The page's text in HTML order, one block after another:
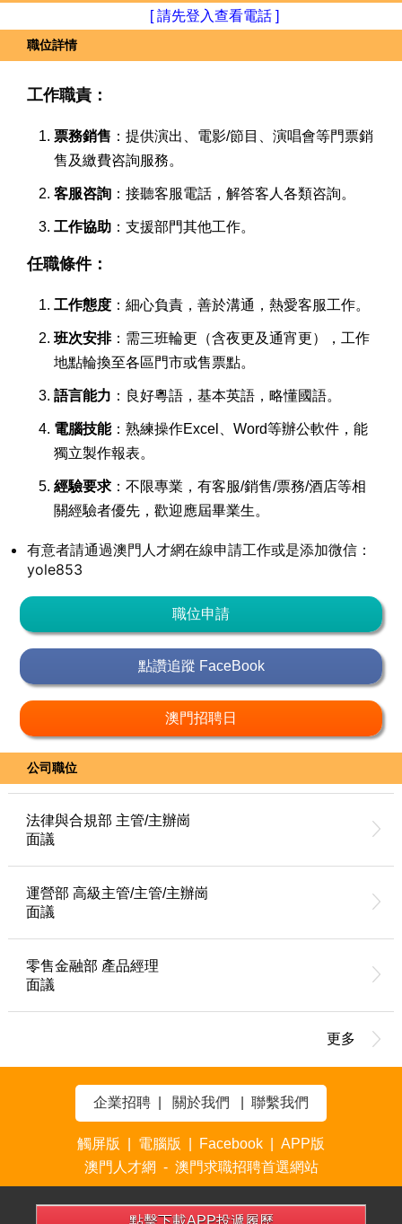
[ 請先登入查看電話 ]
職位詳情
工作職責：
票務銷售 ：提供演出、電影/節目、演唱會等門票銷
售及繳費咨詢服務。
客服咨詢 ：接聽客服電話，解答客人各類咨詢。
工作協助 ：支援部門其他工作。
任職條件：
工作態度 ：細心負責，善於溝通，熱愛客服工作。
班次安排：需三班輪更（含夜更及通宵更），工作
地點輪換至各區門市或售票點。
語言能力 ：良好粵語，基本英語，略懂國語。
電腦技能：熟練操作Excel、Word等辦公軟件，能
獨立製作報表。
經驗要求 ：不限專業，有客服/銷售/票務/酒店等相
關經驗者優先，歡迎應屆畢業生。
有意者請通過澳門人才網在線申請工作或是添加微信：
yole853
職位申請
點讚追蹤 FaceBook
澳門招聘日
公司職位
法律與合規部 主管/主辦崗
面議
運營部 高級主管/主管/主辦崗
面議
零售金融部 產品經理
面議
更多
企業招聘 關於我們 聯繫我們
觸屏版 電腦版 Facebook
APP版
澳門人才網 - 澳門求職招聘首選網站